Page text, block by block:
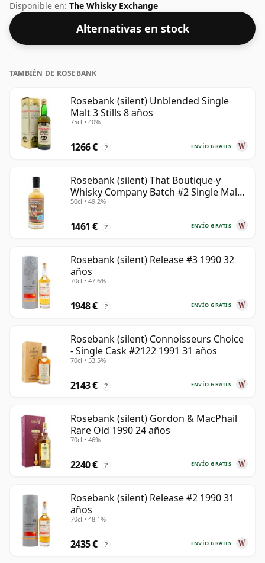
Disponible en: The Whisky Exchange
Alternativas en stock
TAMBIÉN DE ROSEBANK
Rosebank (silent) Unblended Single
Malt 3 Stills 8 años
75cl • 40%
ENVÍO GRATIS
1266 € ?
Rosebank (silent) That Boutique-y
Whisky Company Batch #2 Single Mal
28 años
50cl • 49.2%
ENVÍO GRATIS
1461 € ?
Rosebank (silent) Release #3 1990 32
años
70cl • 47.6%
ENVÍO GRATIS
1948 € ?
Rosebank (silent) Connoisseurs Choice
- Single Cask #2122 1991 31 años
70cl • 53.5%
ENVÍO GRATIS
2143 € ?
Rosebank (silent) Gordon & MacPhail
Rare Old 1990 24 años
70cl • 46%
ENVÍO GRATIS
2240 € ?
Rosebank (silent) Release #2 1990 31
años
70cl • 48.1%
ENVÍO GRATIS
2435 € ?